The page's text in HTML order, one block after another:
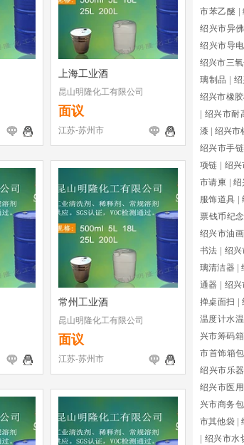
上海工业酒
昆山明隆化工有限公司
面议
江苏-苏州市
常州工业酒
昆山明隆化工有限公司
面议
江苏-苏州市
市苯乙醚
绍兴市异
绍兴市导
绍兴市三
璃制品
绍兴市橡
绍兴市耐
漆
绍兴市
绍兴市手链
项链
绍
市请柬
绍
服饰道具
票钱币纪
绍兴市油画
书法
绍
璃清洁器
通器
绍兴
掸桌面扫
温度计水
兴市筹码箱
市首饰箱
绍兴市乐
绍兴市医
兴市商务包
市其他袋
绍兴市水